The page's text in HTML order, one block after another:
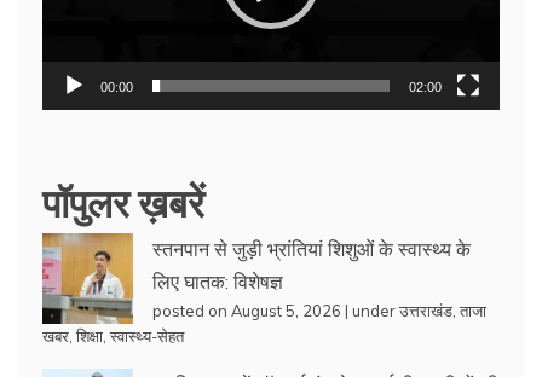
00:00 02:00
पॉपुलर ख़बरें
स्तनपान से जुड़ी भ्रांतियां शिशुओं के स्वास्थ्य के
लिए घातक: विशेषज्ञ
posted on August 5, 2026 | underउत्तराखंड ताजा
खबर शिक्षा स्वास्थ्य-सेहत